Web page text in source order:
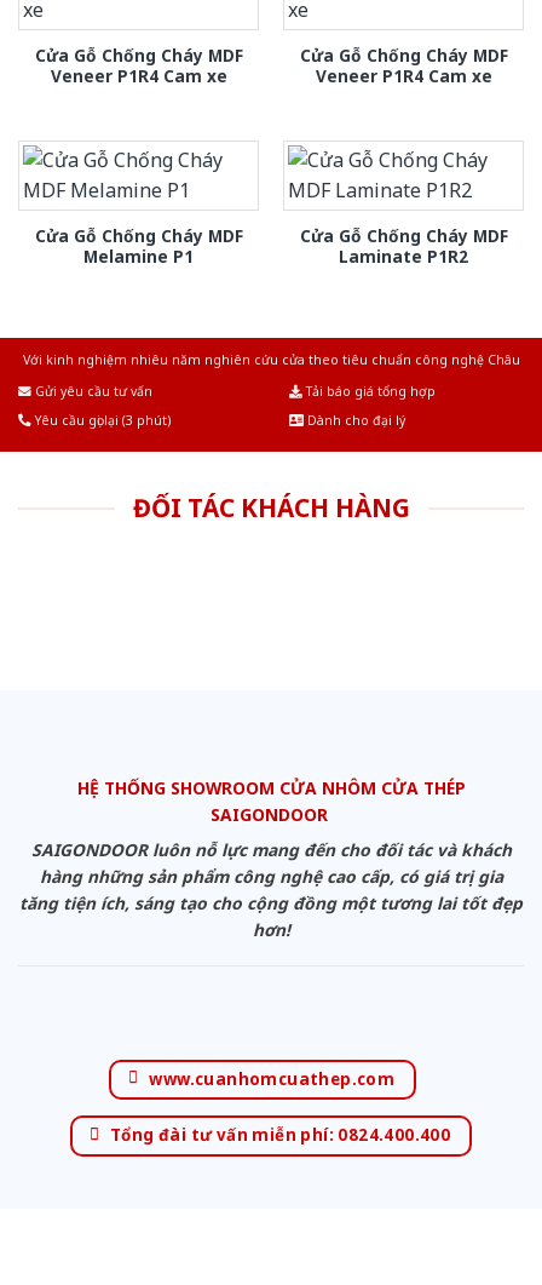
Cửa Gỗ Chống Cháy MDF
Veneer P1R4 Cam xe
Cửa Gỗ Chống Cháy MDF
Veneer P1R4 Cam xe
Cửa Gỗ Chống Cháy MDF
Melamine P1
Cửa Gỗ Chống Cháy MDF
Laminate P1R2
Với kinh nghiệm nhiêu năm nghiên cứu cửa theo tiêu chuẩn công nghệ Châu
Gửi yêu cầu tư vấn
Tải báo giá tổng hợp
Yêu cầu gọi lại (3 phút)
Dành cho đại lý
ĐỐI TÁC KHÁCH HÀNG
HỆ THỐNG SHOWROOM CỬA NHÔM CỬA THÉP
SAIGONDOOR
SAIGONDOOR luôn nỗ lực mang đến cho đối tác và khách
hàng những sản phẩm công nghệ cao cấp, có giá trị gia
tăng tiện ích, sáng tạo cho cộng đồng một tương lai tốt đẹp
hơn!
www.cuanhomcuathep.com
Tổng đài tư vấn miễn phí: 0824.400.400